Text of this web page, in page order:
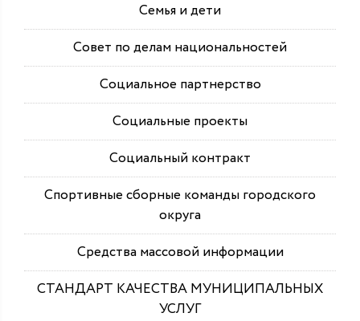
Семья и дети
Совет по делам национальностей
Социальное партнерство
Социальные проекты
Социальный контракт
Спортивные сборные команды городского
округа
Средства массовой информации
СТАНДАРТ КАЧЕСТВА МУНИЦИПАЛЬНЫХ
УСЛУГ